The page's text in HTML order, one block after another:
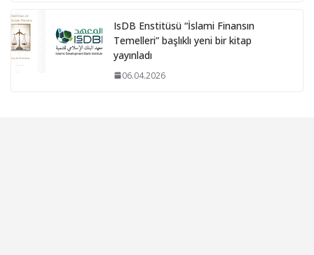
IsDB Enstitüsü “İslami Finansın
Temelleri” başlıklı yeni bir kitap
yayınladı
06.04.2026